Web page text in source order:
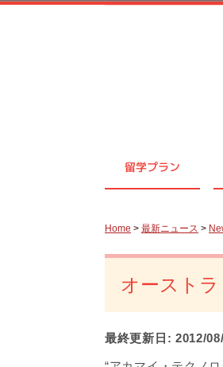
留学プラン
Home > 最新ニュース >
オースト
最終更新日: 2012/